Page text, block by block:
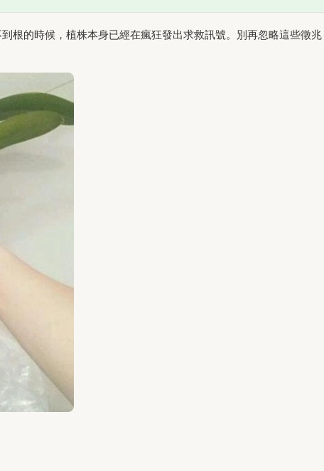
根的時候，植株本身已經在瘋狂發出求救訊號。別再忽略這些徵兆